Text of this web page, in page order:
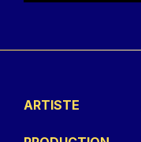
ARTISTE